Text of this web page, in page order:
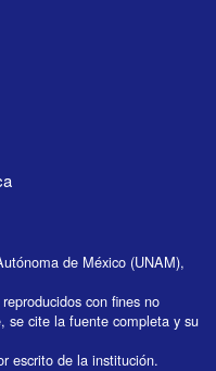
de México (UNAM),
con fines no
se cite la fuente completa y su
escrito de la institución.